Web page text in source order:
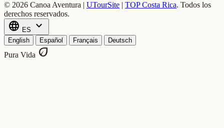
© 2026 Canoa Aventura | UTourSite | TOP Costa Rica. Todos los
derechos reservados.
language ES expand_more
English Español Français Deutsch
Pura Vida eco